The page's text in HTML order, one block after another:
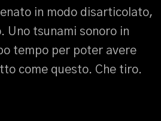
in modo disarticolato,
Uno tsunami sonoro in
tempo per poter avere
come questo. Che tiro.